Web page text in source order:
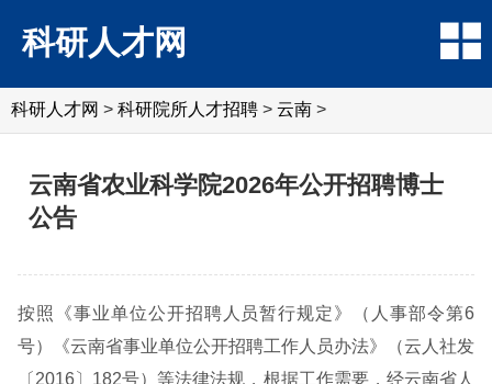
科研人才网
科研人才网 > 科研院所人才招聘 > 云南 >
云南省农业科学院2026年公开招聘博士
公告
按照《事业单位公开招聘人员暂行规定》（人事部令第6
号）《云南省事业单位公开招聘工作人员办法》（云人社发
〔2016〕182号）等法律法规，根据工作需要，经云南省人